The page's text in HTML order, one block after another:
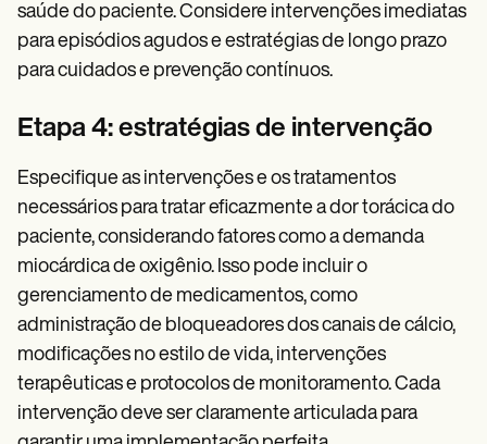
saúde do paciente. Considere intervenções imediatas
para episódios agudos e estratégias de longo prazo
para cuidados e prevenção contínuos.
Etapa 4: estratégias de intervenção
Especifique as intervenções e os tratamentos
necessários para tratar eficazmente a dor torácica do
paciente, considerando fatores como a demanda
miocárdica de oxigênio. Isso pode incluir o
gerenciamento de medicamentos, como
administração de bloqueadores dos canais de cálcio,
modificações no estilo de vida, intervenções
terapêuticas e protocolos de monitoramento. Cada
intervenção deve ser claramente articulada para